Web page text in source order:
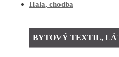
Hala, chodba
BYTOVÝ TEXTIL,